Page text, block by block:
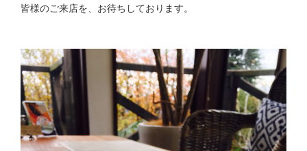
皆様のご来店を、お待ちしております。